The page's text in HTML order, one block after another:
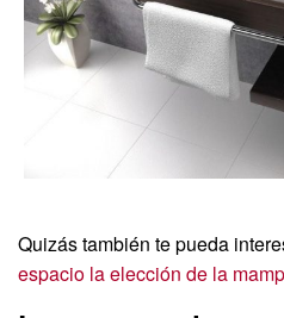
Quizás también te pueda
espacio la elección de la